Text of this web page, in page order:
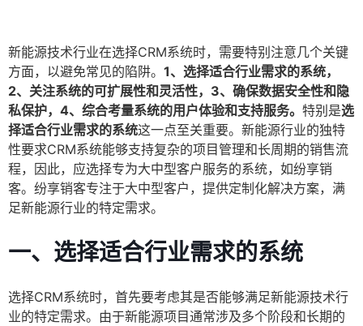
新能源技术行业在选择CRM系统时，需要特别注意几个关键
方面，以避免常见的陷阱。 1、选择适合行业需求的系统，
2、关注系统的可扩展性和灵活性，3、确保数据安全性和隐
私保护，4、综合考量系统的用户体验和支持服务。 特别是选
择适合行业需求的系统这一点至关重要。新能源行业的独特
性要求CRM系统能够支持复杂的项目管理和长周期的销售流
程，因此，应选择专为大中型客户服务的系统，如纷享销
客。纷享销客专注于大中型客户，提供定制化解决方案，满
足新能源行业的特定需求。
一、选择适合行业需求的系统
选择CRM系统时，首先要考虑其是否能够满足新能源技术行
业的特定需求。由于新能源项目通常涉及多个阶段和长期的